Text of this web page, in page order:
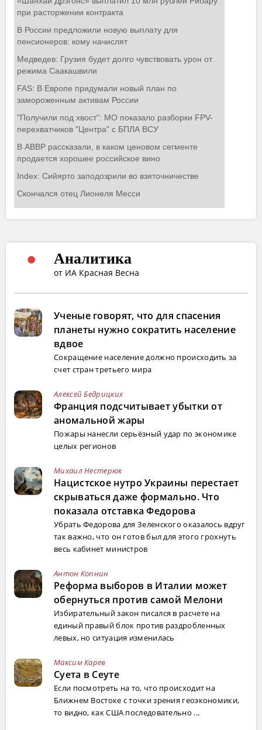
Аналитика
от ИА Красная Весна
Ученые говорят, что для спасения
планеты нужно сократить население
вдвое
Сокращение население должно происходить за
счет стран третьего мира
Алексей Бедрицких
Франция подсчитывает убытки от
аномальной жары
Пожары нанесли серьёзный удар по экономике
целых регионов
Михаил Нестерюк
Нацистское нутро Украины перестает
скрываться даже формально. Что
показала отставка Федорова
Убрать Федорова для Зеленского оказалось вдруг
так важно, что он готов был для этого грохнуть
весь кабинет министров
Антон Копнин
Реформа выборов в Италии может
обернуться против самой Мелони
Избирательный закон писался в расчете на
единый правый блок против раздробленных
левых, но ситуация изменилась
Максим Карев
Суета в Сеуте
Если посмотреть на то, что происходит на
Ближнем Востоке с точки зрения геоэкономики,
то видно, как США последовательно ...